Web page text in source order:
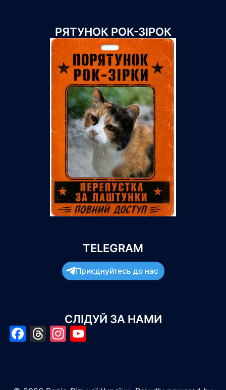
РЯТУНОК РОК-ЗІРОК
TELEGRAM
Приєднуйтесь до нас
СЛІДУЙ ЗА НАМИ
Facebook
Threads
Instagram